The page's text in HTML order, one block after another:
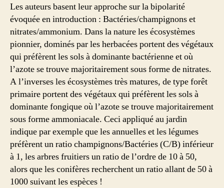
Les auteurs basent leur approche sur la bipolarité
évoquée en introduction : Bactéries/champignons et
nitrates/ammonium. Dans la nature les écosystèmes
pionnier, dominés par les herbacées portent des végétaux
qui préfèrent les sols à dominante bactérienne et où
l’azote se trouve majoritairement sous forme de nitrates.
A l’inverses les écosystèmes très matures, de type forêt
primaire portent des végétaux qui préfèrent les sols à
dominante fongique où l’azote se trouve majoritairement
sous forme ammoniacale. Ceci appliqué au jardin
indique par exemple que les annuelles et les légumes
préfèrent un ratio champignons/Bactéries (C/B) inférieur
à 1, les arbres fruitiers un ratio de l’ordre de 10 à 50,
alors que les conifères recherchent un ratio allant de 50 à
1000 suivant les espèces !